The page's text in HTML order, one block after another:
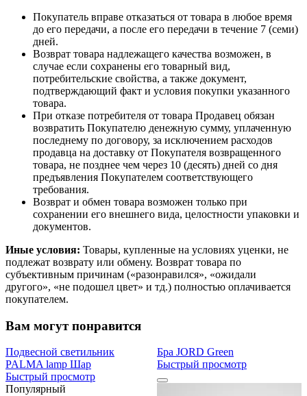
Покупатель вправе отказаться от товара в любое время
до его передачи, а после его передачи в течение 7 (семи)
дней.
Возврат товара надлежащего качества возможен, в
случае если сохранены его товарный вид,
потребительские свойства, а также документ,
подтверждающий факт и условия покупки указанного
товара.
При отказе потребителя от товара Продавец обязан
возвратить Покупателю денежную сумму, уплаченную
последнему по договору, за исключением расходов
продавца на доставку от Покупателя возвращенного
товара, не позднее чем через 10 (десять) дней со дня
предъявления Покупателем соответствующего
требования.
Возврат и обмен товара возможен только при
сохранении его внешнего вида, целостности упаковки и
документов.
Иные условия: Товары, купленные на условиях уценки, не
подлежат возврату или обмену. Возврат товара по
субъективным причинам («разонравился», «ожидали
другого», «не подошел цвет» и тд.) полностью оплачивается
покупателем.
Вам могут понравится
Подвесной светильник
PALMA lamp Шар
Быстрый просмотр
Популярный
Бра JORD Green
Быстрый просмотр